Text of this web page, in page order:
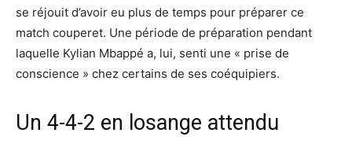
se réjouit d’avoir eu plus de temps pour préparer ce
match couperet. Une période de préparation pendant
laquelle Kylian Mbappé a, lui, senti une « prise de
conscience » chez certains de ses coéquipiers.
Un 4-4-2 en losange attendu